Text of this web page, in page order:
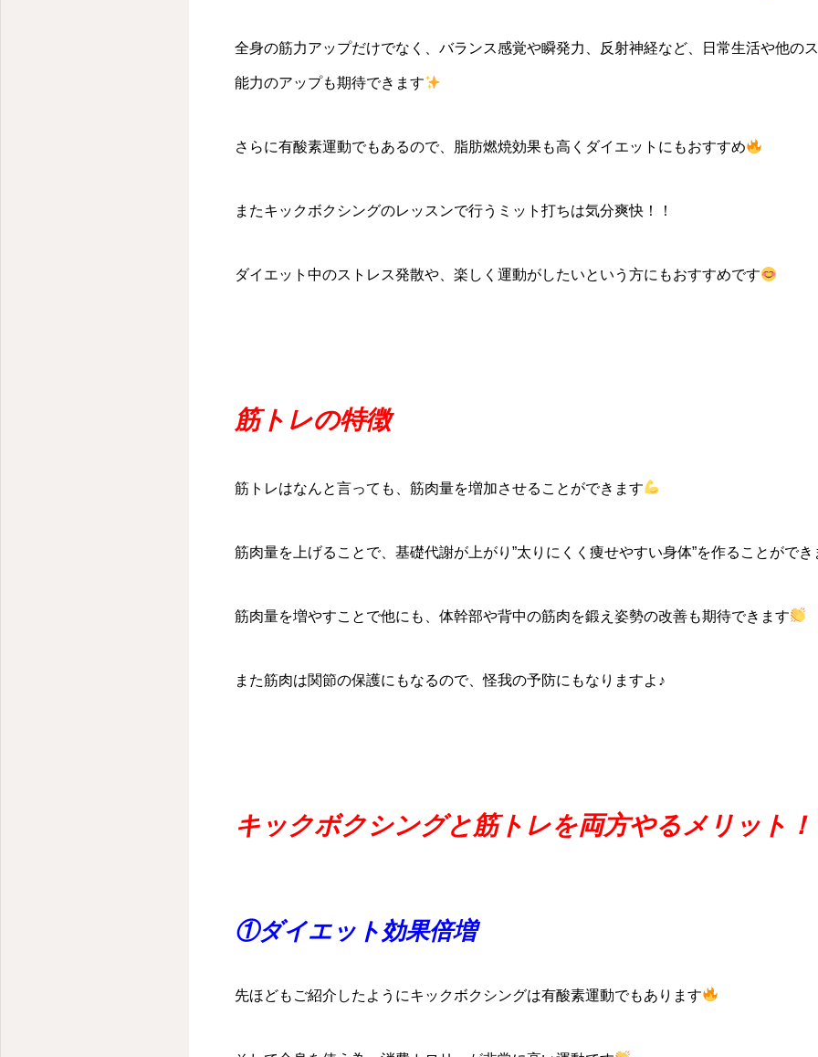
全身の筋力アップだけでなく、バランス感覚や瞬発力、反射神経など、日常生活や他の
能力のアップも期待できます
さらに有酸素運動でもあるので、脂肪燃焼効果も高くダイエットにもおすすめ
またキックボクシングのレッスンで行うミット打ちは気分爽快！！
ダイエット中のストレス発散や、楽しく運動がしたいという方にもおすすめです
筋トレの特徴
筋トレはなんと言っても、筋肉量を増加させることができます
筋肉量を上げることで、基礎代謝が上がり”太りにくく痩せやすい身体”を作ることができ
筋肉量を増やすことで他にも、体幹部や背中の筋肉を鍛え姿勢の改善も期待できます
また筋肉は関節の保護にもなるので、怪我の予防にもなりますよ♪
キックボクシングと筋トレを両方やるメリット！
①ダイエット効果倍増
先ほどもご紹介したようにキックボクシングは有酸素運動でもあります